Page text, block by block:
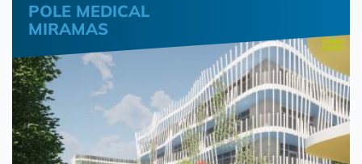
POLE MEDICAL
MIRAMAS